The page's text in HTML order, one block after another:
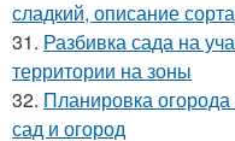
сладкий, описание сорта
31. Разбивка сада на
территории на зоны
32. Планировка
сад и огород